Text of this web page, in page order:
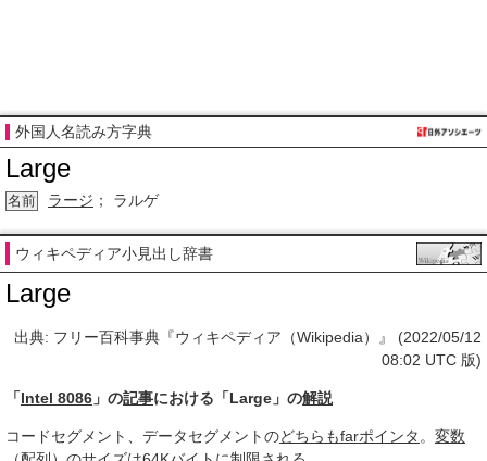
外国人名読み方字典
Large
名前 ラージ ； ラルゲ
ウィキペディア小見出し辞書
Large
出典: フリー百科事典『ウィキペディア（Wikipedia）』 (2022/05/12
08:02 UTC 版)
「Intel 8086 」の記事における「Large」の解説
コードセグメント、データセグメントのどちらもfarポインタ 。 変数